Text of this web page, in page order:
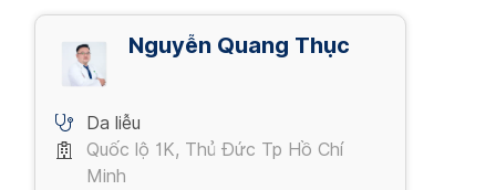
Nguyễn Quang Thục
Da liễu
Quốc lộ 1K, Thủ Đức Tp Hồ Chí
Minh